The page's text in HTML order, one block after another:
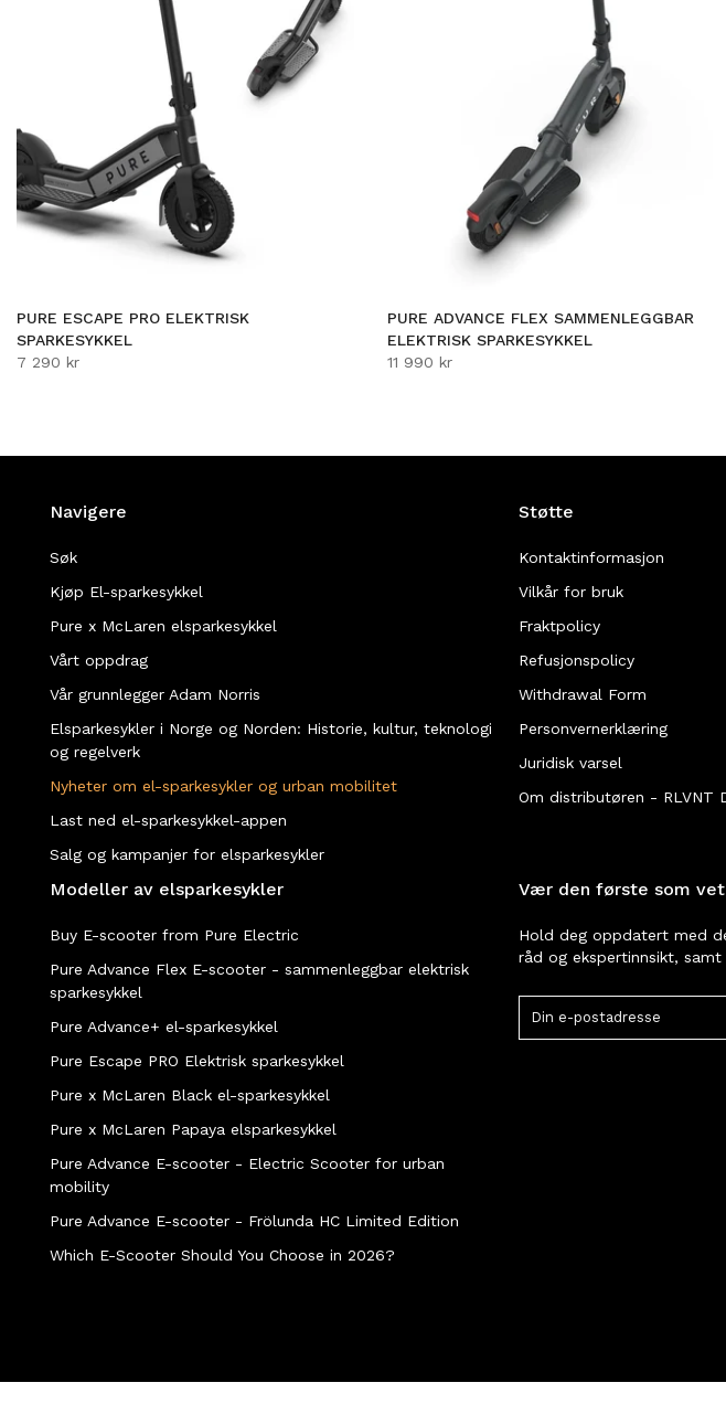
PURE ESCAPE PRO ELEKTRISK
SPARKESYKKEL
7 290 kr
PURE ADVANCE FLEX SAMMENLEGGBAR
ELEKTRISK SPARKESYKKEL
11 990 kr
Navigere
Søk
Kjøp El-sparkesykkel
Pure x McLaren elsparkesykkel
Vårt oppdrag
Vår grunnlegger Adam Norris
Elsparkesykler i Norge og Norden: Historie, kultur, teknologi
og regelverk
Nyheter om el-sparkesykler og urban mobilitet
Last ned el-sparkesykkel-appen
Salg og kampanjer for elsparkesykler
Støtte
Kontaktinformasjon
Vilkår for bruk
Fraktpolicy
Refusjonspolicy
Withdrawal Form
Personvernerklæring
Juridisk varsel
Om distributøren - RLVNT
Modeller av elsparkesykler
Buy E-scooter from Pure Electric
Pure Advance Flex E-scooter - sammenleggbar elektrisk
sparkesykkel
Pure Advance+ el-sparkesykkel
Pure Escape PRO Elektrisk sparkesykkel
Pure x McLaren Black el-sparkesykkel
Pure x McLaren Papaya elsparkesykkel
Pure Advance E-scooter - Electric Scooter for urban
mobility
Pure Advance E-scooter - Frölunda HC Limited Edition
Which E-Scooter Should You Choose in 2026?
Vær den første som vet
Hold deg oppdatert med
råd og ekspertinnsikt,